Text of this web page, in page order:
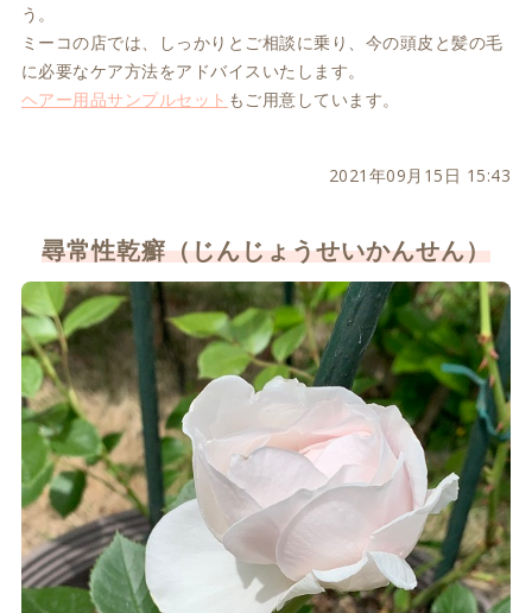
う。
ミーコの店では、しっかりとご相談に乗り、今の頭皮と髪の毛
に必要なケア方法をアドバイスいたします。
ヘアー用品サンプルセット もご用意しています。
2021年09月15日 15:43
尋常性乾癬（じんじょうせいかんせん）